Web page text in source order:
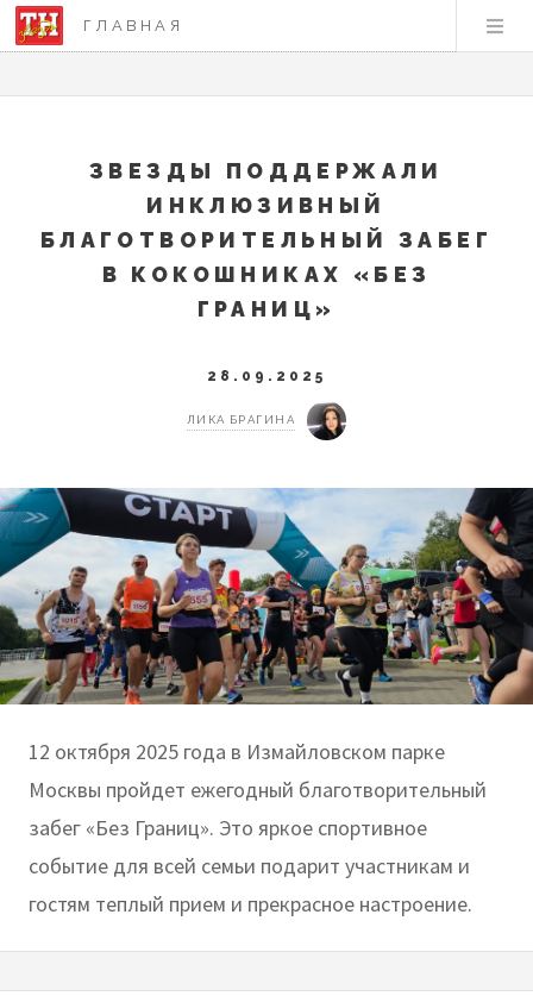
ГЛАВНАЯ
ЗВЕЗДЫ ПОДДЕРЖАЛИ
ИНКЛЮЗИВНЫЙ
БЛАГОТВОРИТЕЛЬНЫЙ ЗАБЕГ
В КОКОШНИКАХ «БЕЗ
ГРАНИЦ»
28.09.2025
ЛИКА БРАГИНА
12 октября 2025 года в Измайловском парке
Москвы пройдет ежегодный благотворительный
забег «Без Границ». Это яркое спортивное
событие для всей семьи подарит участникам и
гостям теплый прием и прекрасное настроение.